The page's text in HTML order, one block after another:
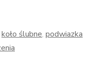
koło ślubne, podwiazka